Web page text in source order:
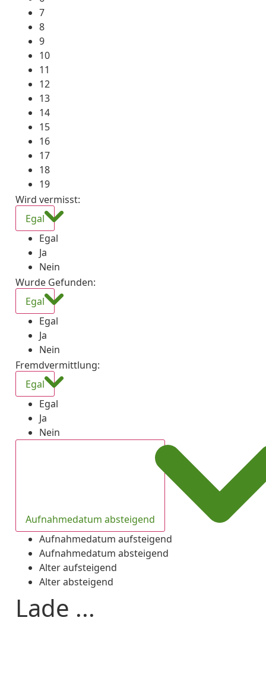
7
8
9
10
11
12
13
14
15
16
17
18
19
Wird vermisst:
Egal
Egal
Ja
Nein
Wurde Gefunden:
Egal
Egal
Ja
Nein
Fremdvermittlung:
Egal
Egal
Ja
Nein
Aufnahmedatum absteigend
Aufnahmedatum aufsteigend
Aufnahmedatum absteigend
Alter aufsteigend
Alter absteigend
Lade ...